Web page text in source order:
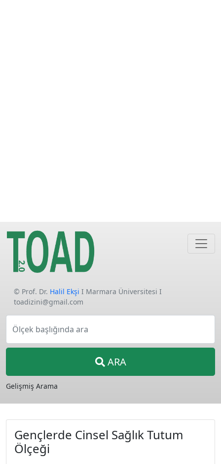
© Prof. Dr. Halil Ekşi I Marmara Üniversitesi I
toadizini@gmail.com
Ölçek başlığında ara
ARA
Gelişmiş Arama
Gençlerde Cinsel Sağlık Tutum
Ölçeği